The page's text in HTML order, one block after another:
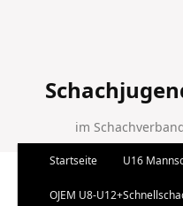
im
Zum Inhalt wechseln
Zum sekundären
Startseite U16
OJEM U8-